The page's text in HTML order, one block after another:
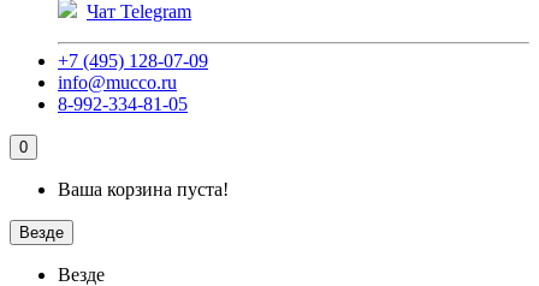
Чат Telegram
+7 (495) 128-07-09
info@mucco.ru
8-992-334-81-05
0
Ваша корзина пуста!
Везде
Везде